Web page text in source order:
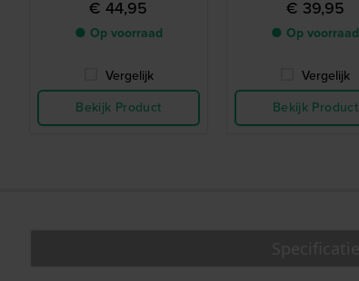
€ 44,95
● Op voorraad
Vergelijk
Bekijk Product
€ 39,95
● Op voorraad
Vergelijk
Bekijk Product